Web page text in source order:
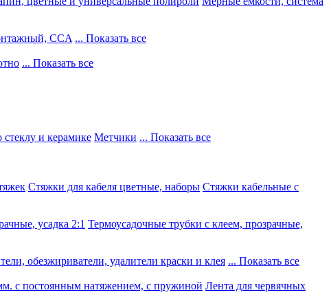
CCA ... Показать все
... Показать все
стеклу и керамике Метчики ... Показать все
Стяжки для кабеля цветные, наборы Стяжки кабельные с
усадка 2:1 Термоусадочные трубки с клеем, прозрачные,
обезжириватели, удалители краски и клея ... Показать все
с постоянным натяжением, с пружиной Лента для червячных